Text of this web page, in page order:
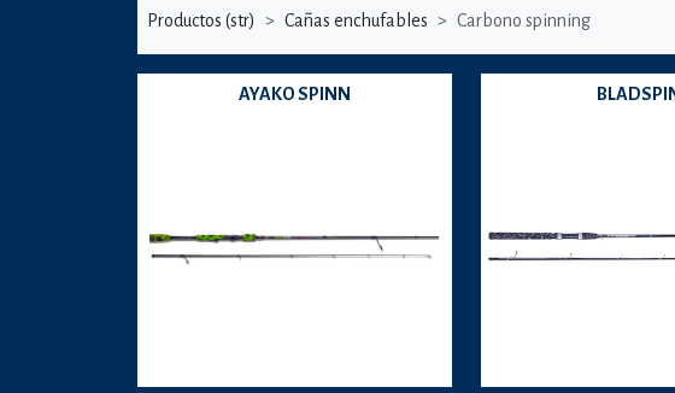
Productos (str) Cañas enchufables Carbono spinning
AYAKO SPINN